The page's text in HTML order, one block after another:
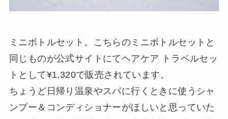
ミニボトルセット。こちらのミニボトルセットと
同じものが公式サイトにてヘアケア トラベルセッ
トとして¥1,320で販売されています。
ちょうど日帰り温泉やスパに行くときに使うシャ
ンプー＆コンディショナーがほしいと思っていた